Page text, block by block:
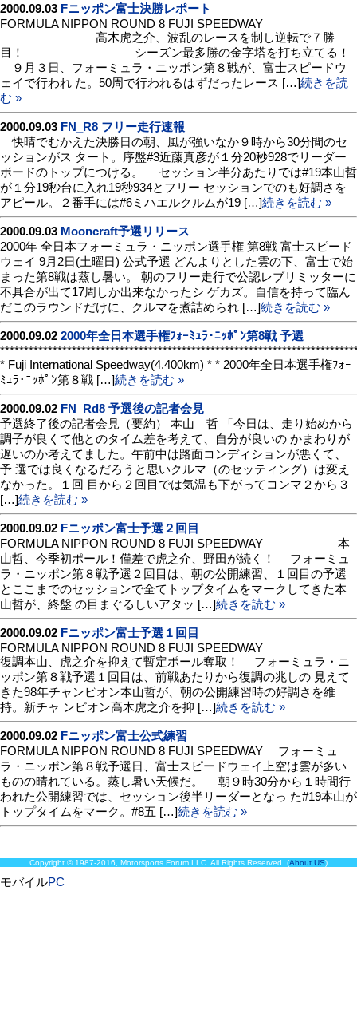
2000.09.03 Fニッポン富士決勝レポート
FORMULA NIPPON ROUND 8 FUJI SPEEDWAY
高木虎之介、波乱のレースを制し逆転で７勝
目！ シーズン最多勝の金字塔を打ち立てる！
９月３日、フォーミュラ・ニッポン第８戦が、富士スピードウ
ェイで行われ た。50周で行われるはずだったレース […]続きを読
む »
2000.09.03 FN_R8 フリー走行速報
快晴でむかえた決勝日の朝、風が強いなか９時から30分間のセ
ッションがス タート。序盤#3近藤真彦が１分20秒928でリーダー
ボードのトップにつける。 セッション半分あたりでは#19本山哲
が１分19秒台に入れ19秒934とフリー セッションでのも好調さを
アピール。２番手には#6ミハエルクルムが19 […]続きを読む »
2000.09.03 Mooncraft予選リリース
2000年 全日本フォーミュラ・ニッポン選手権 第8戦 富士スピード
ウェイ 9月2日(土曜日) 公式予選 どんよりとした雲の下、富士で始
まった第8戦は蒸し暑い。 朝のフリー走行で公認レブリミッターに
不具合が出て17周しか出来なかったシ ゲカズ。自信を持って臨ん
だこのラウンドだけに、クルマを煮詰められ […]続きを読む »
2000.09.02 2000年全日本選手権ﾌｫｰﾐｭﾗ･ﾆｯﾎﾟﾝ第8戦 予選
* Fuji International Speedway(4.400km) * * 2000年全日本選手権ﾌｫｰ
ﾐｭﾗ･ﾆｯﾎﾟﾝ第８戦 […]続きを読む »
2000.09.02 FN_Rd8 予選後の記者会見
予選終了後の記者会見（要約） 本山 哲 「今日は、走り始めから
調子が良くて他とのタイム差を考えて、自分が良いの かまわりが
遅いのか考えてました。午前中は路面コンディションが悪くて、
予 選では良くなるだろうと思いクルマ（のセッティング）は変え
なかった。１回 目から２回目では気温も下がってコンマ２から３
[…]続きを読む »
2000.09.02 Fニッポン富士予選２回目
FORMULA NIPPON ROUND 8 FUJI SPEEDWAY 本
山哲、今季初ポール！僅差で虎之介、野田が続く！ フォーミュ
ラ・ニッポン第８戦予選２回目は、朝の公開練習、１回目の予選
とここまでのセッションで全てトップタイムをマークしてきた本
山哲が、終盤 の目まぐるしいアタッ […]続きを読む »
2000.09.02 Fニッポン富士予選１回目
FORMULA NIPPON ROUND 8 FUJI SPEEDWAY
復調本山、虎之介を抑えて暫定ポール奪取！ フォーミュラ・ニ
ッポン第８戦予選１回目は、前戦あたりから復調の兆しの 見えて
きた98年チャンピオン本山哲が、朝の公開練習時の好調さを維
持。新チャ ンピオン高木虎之介を抑 […]続きを読む »
2000.09.02 Fニッポン富士公式練習
FORMULA NIPPON ROUND 8 FUJI SPEEDWAY フォーミュ
ラ・ニッポン第８戦予選日、富士スピードウェイ上空は雲が多い
ものの晴れている。蒸し暑い天候だ。 朝９時30分から１時間行
われた公開練習では、セッション後半リーダーとなっ た#19本山が
トップタイムをマーク。#8五 […]続きを読む »
Copyright © 1987-2016, Motorsports Forum LLC. All Rights Reserved. (About US)
モバイルPC